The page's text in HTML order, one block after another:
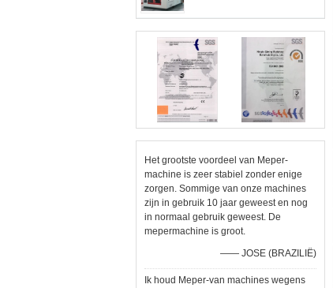
Het grootste voordeel van Meper-
machine is zeer stabiel zonder enige
zorgen. Sommige van onze machines
zijn in gebruik 10 jaar geweest en nog
in normaal gebruik geweest. De
mepermachine is groot.
—— JOSE (BRAZILIË)
Ik houd Meper-van machines wegens